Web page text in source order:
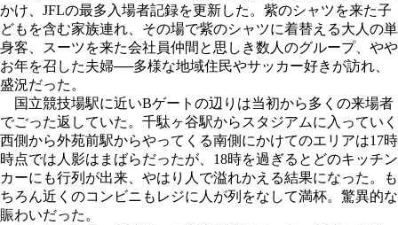
かけ、JFLの最多入場者記録を更新した。紫のシャツを来た子
どもを含む家族連れ、その場で紫のシャツに着替える大人の単
身客、スーツを来た会社員仲間と思しき数人のグループ、やや
お年を召した夫婦──多様な地域住民やサッカー好きが訪れ、
盛況だった。
国立競技場駅に近いBゲートの辺りは当初から多くの来場者
でごった返していた。千駄ヶ谷駅からスタジアムに入っていく
西側から外苑前駅からやってくる南側にかけてのエリアは17時
時点では人影はまばらだったが、18時を過ぎるとどのキッチン
カーにも行列が出来、やはり人で溢れかえる結果になった。も
ちろん近くのコンビニもレジに人が列をなして満杯。驚異的な
賑わいだった。